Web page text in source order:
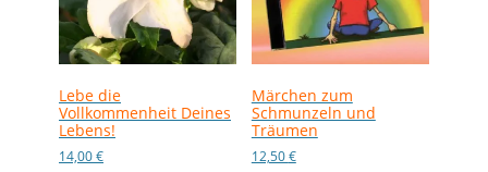
Lebe die
Vollkommenheit Deines
Lebens!
14,00€
Märchen zum
Schmunzeln und
Träumen
12,50€